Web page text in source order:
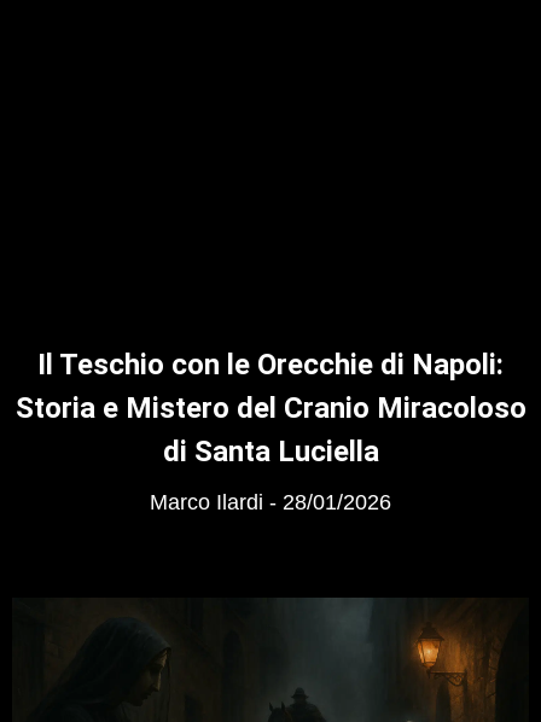
Il Teschio con le Orecchie di Napoli:
Storia e Mistero del Cranio Miracoloso
di Santa Luciella
Marco Ilardi 28/01/2026